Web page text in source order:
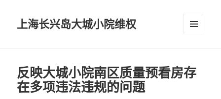
上海长兴岛大城小院维权
反映大城小院南区质量预看房存
在多项违法违规的问题